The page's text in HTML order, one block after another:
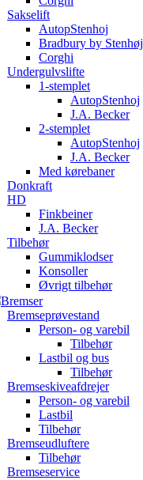
Sakselift
AutopStenhoj
Bradbury by Stenhøj
Corghi
Undergulvslifte
1-stemplet
AutopStenhoj
J.A. Becker
2-stemplet
AutopStenhoj
J.A. Becker
Med kørebaner
Donkraft
HD
Finkbeiner
J.A. Becker
Tilbehør
Gummiklodser
Konsoller
Øvrigt tilbehør
Bremser
Bremseprøvestand
Person- og varebil
Tilbehør
Lastbil og bus
Tilbehør
Bremseskiveafdrejer
Person- og varebil
Lastbil
Tilbehør
Bremseudluftere
Tilbehør
Bremseservice